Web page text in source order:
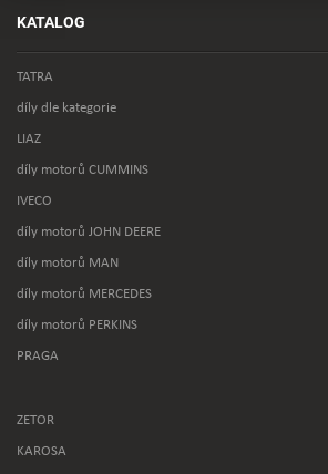
KATALOG
TATRA
díly dle kategorie
LIAZ
díly motorů CUMMINS
IVECO
díly motorů JOHN DEERE
díly motorů MAN
díly motorů MERCEDES
díly motorů PERKINS
PRAGA
ZETOR
KAROSA